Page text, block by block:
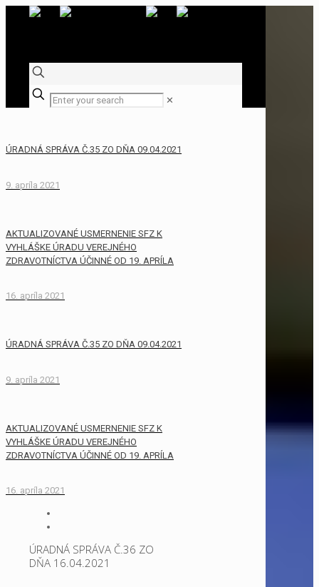
✕
ÚRADNÁ SPRÁVA Č.35 ZO DŇA 09.04.2021
9. apríla 2021
AKTUALIZOVANÉ USMERNENIE SFZ K
VYHLÁŠKE ÚRADU VEREJNÉHO
ZDRAVOTNÍCTVA ÚČINNÉ OD 19. APRÍLA
16. apríla 2021
ÚRADNÁ SPRÁVA Č.35 ZO DŇA 09.04.2021
9. apríla 2021
AKTUALIZOVANÉ USMERNENIE SFZ K
VYHLÁŠKE ÚRADU VEREJNÉHO
ZDRAVOTNÍCTVA ÚČINNÉ OD 19. APRÍLA
16. apríla 2021
ÚRADNÁ SPRÁVA Č.36 ZO
DŇA 16.04.2021